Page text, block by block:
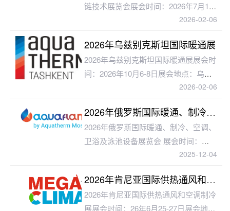
链技术展览会展会时间：2026年7月1
日-3日展会地点：曼谷IMPACT会展中
一
2026-02-06
2026年乌兹别克斯坦国际暖通展
2026年乌兹别克斯坦国际暖通展展会时
间：2026年10月6-8日展会地点：乌兹
别克斯坦-塔什干Uzexpocentre主办单
2026-02-06
2026年俄罗斯国际暖通、制冷、空调、卫浴及泳池设备展览会
2026年俄罗斯国际暖通、制冷、空调、
卫浴及泳池设备展览会 展会时间：
2026年2月3-6日展会地点：俄罗斯-莫
2025-12-04
2026年肯尼亚国际供热通风和空调制冷展
2026年肯尼亚国际供热通风和空调制冷
展展会时间：26年6月25-27日展会地